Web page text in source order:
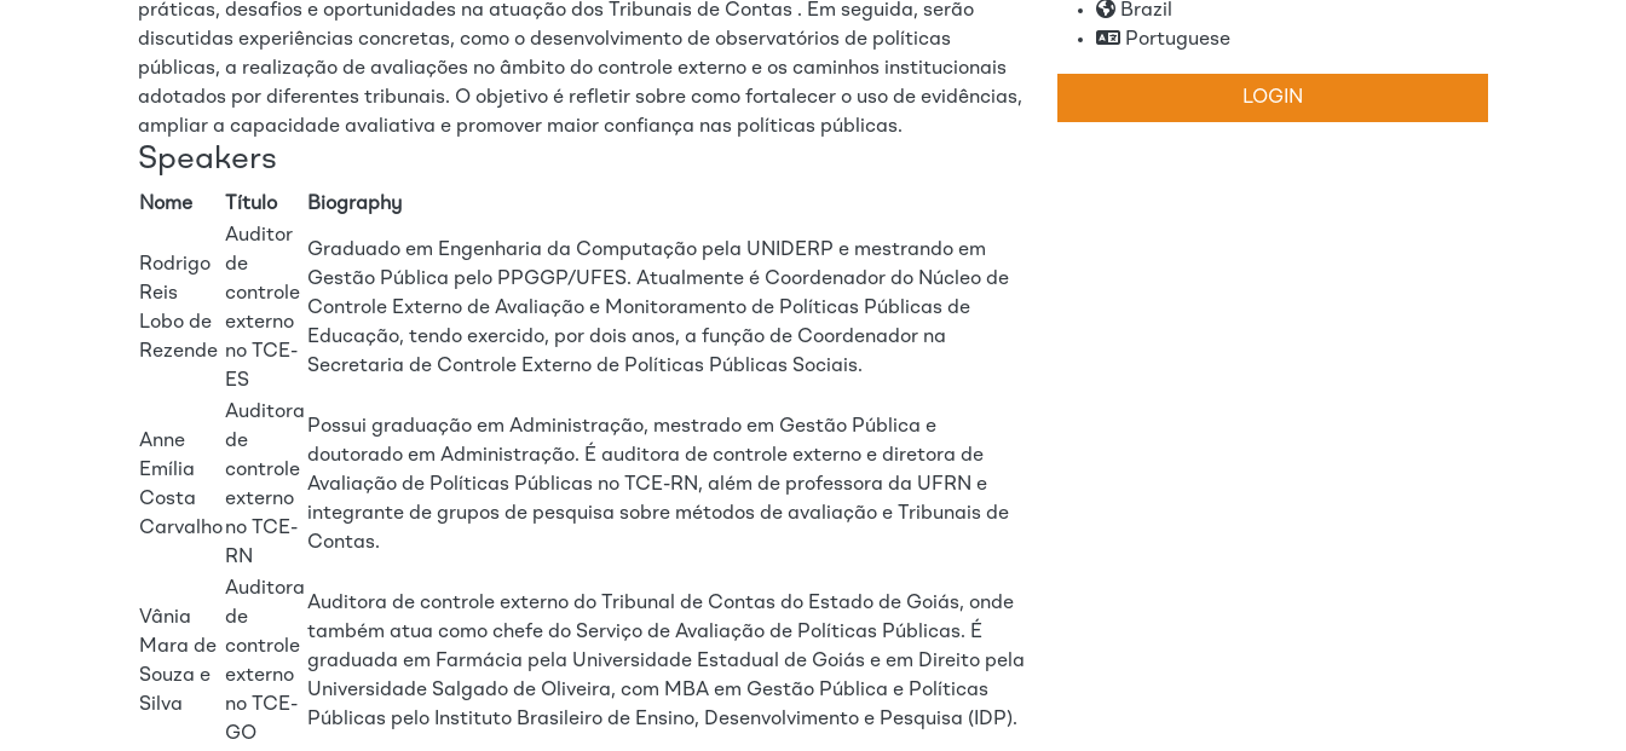
práticas, desafios e oportunidades na atuação dos Tribunais de Contas . Em seguida, serão
discutidas experiências concretas, como o desenvolvimento de observatórios de políticas
públicas, a realização de avaliações no âmbito do controle externo e os caminhos institucionais
adotados por diferentes tribunais. O objetivo é refletir sobre como fortalecer o uso de evidências,
ampliar a capacidade avaliativa e promover maior confiança nas políticas públicas.
Speakers
Nome Título Biography
Rodrigo
Reis
Lobo de
Rezende
Auditor
de
controle
externo
no TCE-
ES
Graduado em Engenharia da Computação pela UNIDERP e mestrando em
Gestão Pública pelo PPGGP/UFES. Atualmente é Coordenador do Núcleo de
Controle Externo de Avaliação e Monitoramento de Políticas Públicas de
Educação, tendo exercido, por dois anos, a função de Coordenador na
Secretaria de Controle Externo de Políticas Públicas Sociais.
Anne
Emília
Costa
Carvalho
Auditora
de
controle
externo
no TCE-
RN
Possui graduação em Administração, mestrado em Gestão Pública e
doutorado em Administração. É auditora de controle externo e diretora de
Avaliação de Políticas Públicas no TCE-RN, além de professora da UFRN e
integrante de grupos de pesquisa sobre métodos de avaliação e Tribunais de
Contas.
Vânia
Mara de
Souza e
Silva
Auditora
de
controle
externo
no TCE-
GO
Auditora de controle externo do Tribunal de Contas do Estado de Goiás, onde
também atua como chefe do Serviço de Avaliação de Políticas Públicas. É
graduada em Farmácia pela Universidade Estadual de Goiás e em Direito pela
Universidade Salgado de Oliveira, com MBA em Gestão Pública e Políticas
Públicas pelo Instituto Brasileiro de Ensino, Desenvolvimento e Pesquisa (IDP).
Brazil
Portuguese
LOGIN